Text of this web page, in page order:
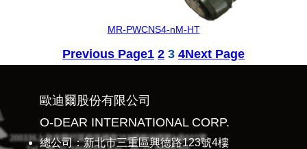
MR-PWCNS4-nM-HT
Previous Page1 2 3 4Next Page
歐迪爾股份有限公司
O-DEAR INTERNATIONAL CORP.
總公司：新北市三重區興德路123號4樓